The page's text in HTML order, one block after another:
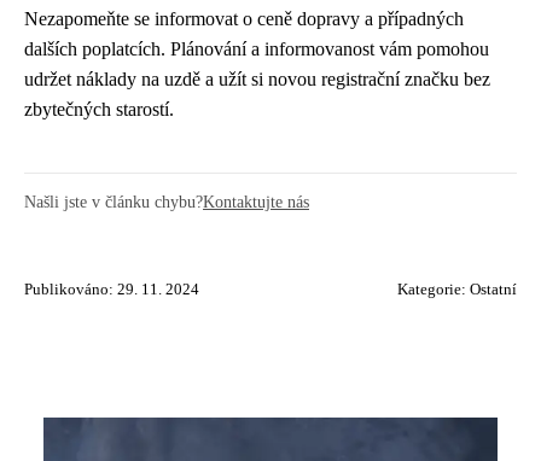
Nezapomeňte se informovat o ceně dopravy a případných
dalších poplatcích. Plánování a informovanost vám pomohou
udržet náklady na uzdě a užít si novou registrační značku bez
zbytečných starostí.
Našli jste v článku chybu?Kontaktujte nás
Publikováno: 29. 11. 2024 Kategorie: Ostatní